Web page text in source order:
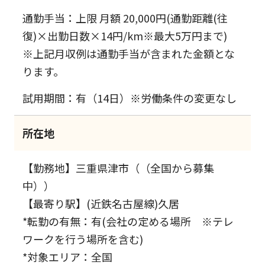
通勤手当：上限 月額 20,000円(通勤距離(往
復)×出勤日数×14円/km※最大5万円まで)
※上記月収例は通勤手当が含まれた金額とな
ります。
試用期間：有（14日）※労働条件の変更なし
所在地
【勤務地】三重県津市（（全国から募集
中））
【最寄り駅】(近鉄名古屋線)久居
*転勤の有無：有(会社の定める場所 ※テレ
ワークを行う場所を含む)
*対象エリア：全国